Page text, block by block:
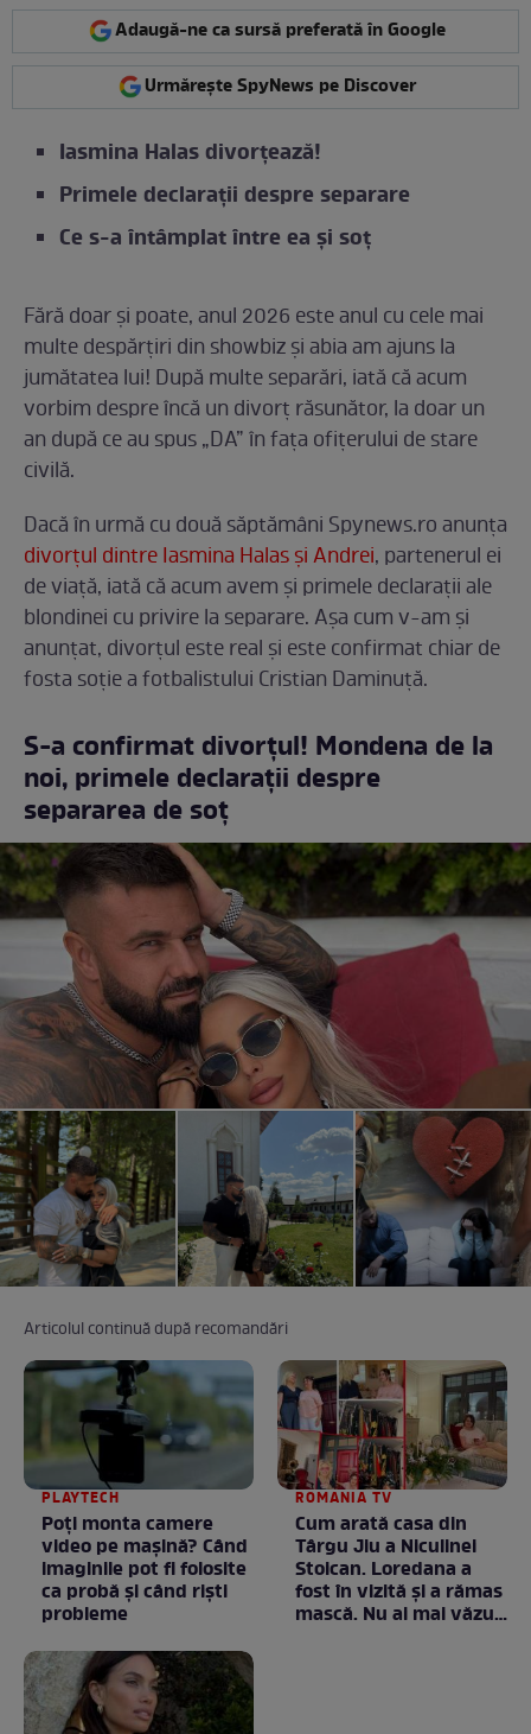
Adaugă-ne ca sursă preferată în Google
Urmărește SpyNews pe Discover
Iasmina Halas divorțează!
Primele declarații despre separare
Ce s-a întâmplat între ea și soț
Fără doar și poate, anul 2026 este anul cu cele mai
multe despărțiri din showbiz și abia am ajuns la
jumătatea lui! După multe separări, iată că acum
vorbim despre încă un divorț răsunător, la doar un
an după ce au spus „DA” în fața ofițerului de stare
civilă.
Dacă în urmă cu două săptămâni Spynews.ro anunța
divorțul dintre Iasmina Halas și Andrei, partenerul ei
de viață, iată că acum avem și primele declarații ale
blondinei cu privire la separare. Așa cum v-am și
anunțat, divorțul este real și este confirmat chiar de
fosta soție a fotbalistului Cristian Daminuță.
S-a confirmat divorțul! Mondena de la
noi, primele declarații despre
separarea de soț
Articolul continuă după recomandări
PLAYTECH
Poți monta camere
video pe mașină? Când
imaginile pot fi folosite
ca probă și când riști
probleme
ROMANIA TV
Cum arată casa din
Târgu Jiu a Niculinei
Stoican. Loredana a
fost în vizită și a rămas
mască. Nu ai mai văzut